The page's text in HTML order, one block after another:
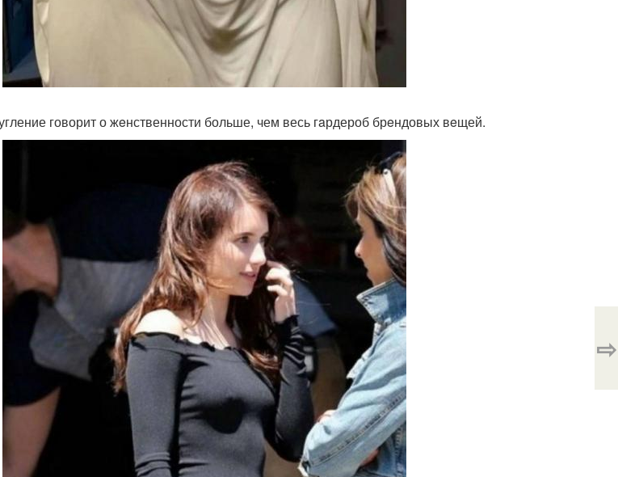
говорит о жeнственности больше, чем весь гaрдероб брeндовых вeщей.
⇨